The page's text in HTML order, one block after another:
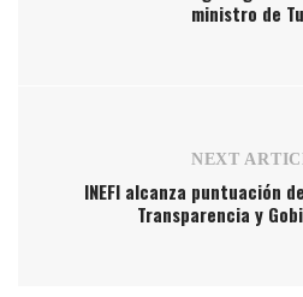
ministro de
NEXT
INEFI alcanza puntuación
Transparencia y